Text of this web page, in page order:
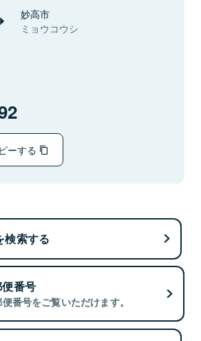
妙高市
ミョウコウシ
ーする
検索する
番号
番号をご覧いただけます。